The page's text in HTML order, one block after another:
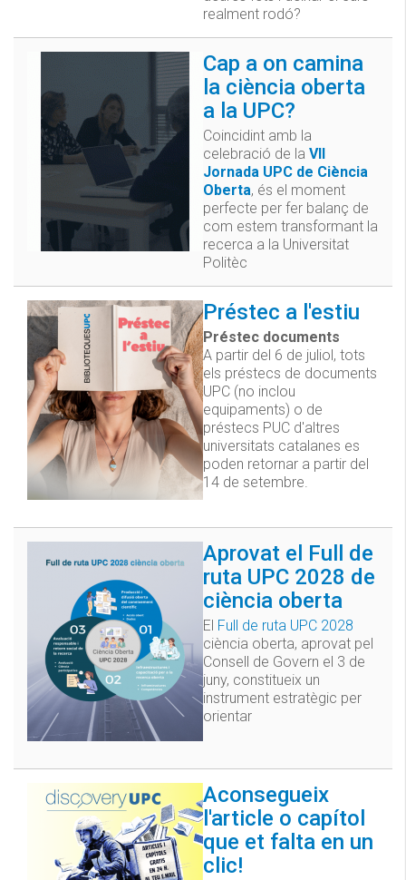
realment rodó?
Cap a on camina
la ciència oberta
a la UPC?
Coincidint amb la
celebració de la VII
Jornada UPC de Ciència
Oberta, és el moment
perfecte per fer balanç de
com estem transformant la
recerca a la Universitat
Politèc
Préstec a l'estiu
Préstec documents
A partir del 6 de juliol, tots
els préstecs de documents
UPC (no inclou
equipaments) o de
préstecs PUC d'altres
universitats catalanes es
poden retornar a partir del
14 de setembre.
Aprovat el Full de
ruta UPC 2028 de
ciència oberta
El Full de ruta UPC 2028
ciència oberta, aprovat pel
Consell de Govern el 3 de
juny, constitueix un
instrument estratègic per
orientar
Aconsegueix
l'article o capítol
que et falta en un
clic!